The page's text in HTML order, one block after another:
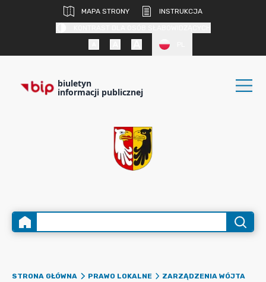
MAPA STRONY
INSTRUKCJA
biuletyn
informacji publicznej
STRONA GŁÓWNA PRAWO LOKALNE
ZARZĄDZENIA WÓJTA